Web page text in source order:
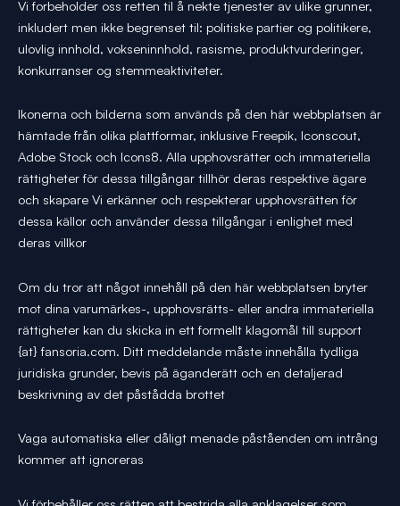
Vi forbeholder oss retten til å nekte tjenester av ulike grunner,
inkludert men ikke begrenset til: politiske partier og politikere,
ulovlig innhold, vokseninnhold, rasisme, produktvurderinger,
konkurranser og stemmeaktiviteter.
Ikonerna och bilderna som används på den här webbplatsen är
hämtade från olika plattformar, inklusive Freepik, Iconscout,
Adobe Stock och Icons8. Alla upphovsrätter och immateriella
rättigheter för dessa tillgångar tillhör deras respektive ägare
och skapare Vi erkänner och respekterar upphovsrätten för
dessa källor och använder dessa tillgångar i enlighet med
deras villkor
Om du tror att något innehåll på den här webbplatsen bryter
mot dina varumärkes-, upphovsrätts- eller andra immateriella
rättigheter kan du skicka in ett formellt klagomål till support
{at} fansoria.com. Ditt meddelande måste innehålla tydliga
juridiska grunder, bevis på äganderätt och en detaljerad
beskrivning av det påstådda brottet
Vaga automatiska eller dåligt menade påståenden om intrång
kommer att ignoreras